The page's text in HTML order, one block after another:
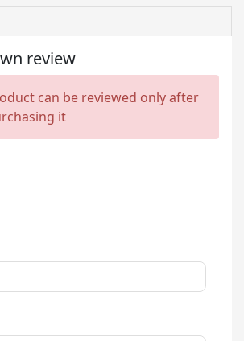
review
can be reviewed only after
it